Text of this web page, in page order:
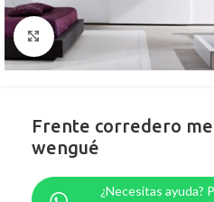
Clic para ampliar
Frente corredero
wengué
¿Necesitas ayuda?